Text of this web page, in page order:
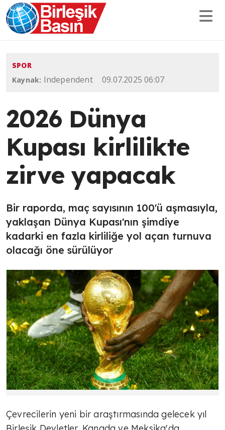
SPOR
Kaynak: Independent 09.07.2025 06:07
2026 Dünya
Kupası kirlilikte
zirve yapacak
Bir raporda, maç sayısının 100'ü aşmasıyla,
yaklaşan Dünya Kupası'nın şimdiye
kadarki en fazla kirliliğe yol açan turnuva
olacağı öne sürülüyor
Çevrecilerin yeni bir araştırmasında gelecek yıl